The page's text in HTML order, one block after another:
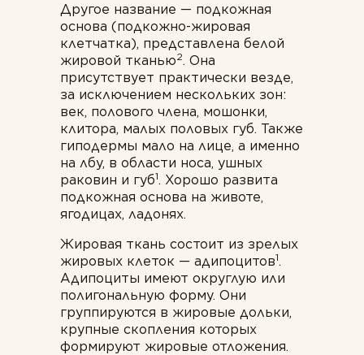
Другое название — подкожная
основа (подкожно-жировая
клетчатка), представлена белой
жировой тканью2. Она
присутствует практически везде,
за исключением нескольких зон:
век, полового члена, мошонки,
клитора, малых половых губ. Также
гиподермы мало на лице, а именно
на лбу, в области носа, ушных
раковин и губ1. Хорошо развита
подкожная основа на животе,
ягодицах, ладонях.
Жировая ткань состоит из зрелых
жировых клеток — адипоцитов1.
Адипоциты имеют округлую или
полигональную форму. Они
группируются в жировые дольки,
крупные скопления которых
формируют жировые отложения.